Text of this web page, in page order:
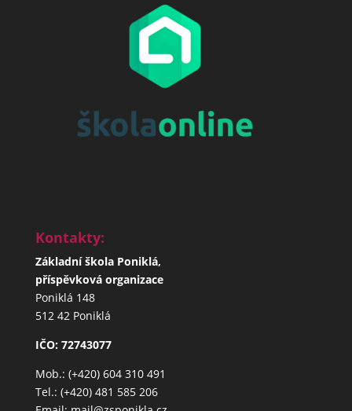
Kontakty:
Základní škola Poniklá,
příspěvková organizace
Poniklá 148
512 42 Poniklá
IČO: 72743077
Mob.: (+420) 604 310 491
Tel.: (+420) 481 585 206